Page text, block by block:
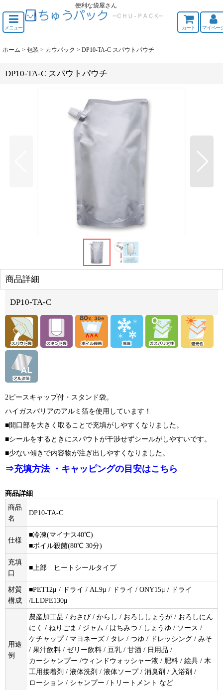
便利な袋屋さん
メニュー カート マイペー
ホーム > 包装 > カウパック > DP10-TA-C スパウトパウチ
DP10-TA-C スパウトパウチ
商品詳細
DP10-TA-C
2ピースキャップ付・スタンド袋。
ハイガスバリアのアルミ箔を使用しています！
■開口部を大きく取ることで充填がしやすくなりました。
■シールをするときにスパウトが干渉せずシールがしやすいです。
■少ない傾きで内容物が注ぎ出しやすくなりました。
⇒充填方法 ・キャッピングの目安はこちら
商品詳細
商品
名
DP10-TA-C
仕様
■冷凍(マイナス40℃)
■ボイル殺菌(80℃ 30分)
充填
口
■上部 ヒートシールタイプ
材質
構成
■PET12μ / ドライ / AL9μ / ドライ / ONY15μ / ドライ
/LLDPE130μ
用途
例
農産加工品 / わさび / からし / おろししょうが / おろしにん
にく / ねりごま / ジャム / はちみつ / しょうゆ / ソース /
ケチャップ / マヨネーズ / タレ / つゆ / ドレッシング / みそ
/ 果汁飲料 / ゼリー飲料 / 豆乳 / 甘酒 / 日用品 /
カーシャンプー /ウィンドウォッシャー液 / 肥料 / 絵具 / 木
工用接着剤 / 液体洗剤 / 液体ソープ / 消臭剤 / 入浴剤 /
ローション / シャンプー /トリートメント など